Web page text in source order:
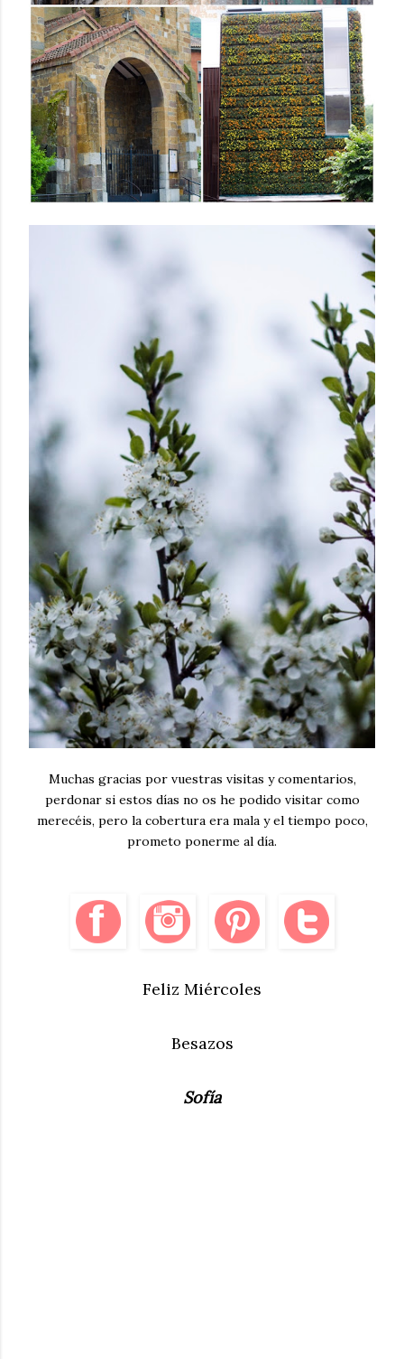
Muchas gracias por vuestras visitas y comentarios,
perdonar si estos días no os he podido visitar como
merecéis, pero la cobertura era mala y el tiempo poco,
prometo ponerme al día.
Feliz Miércoles
Besazos
Sofía